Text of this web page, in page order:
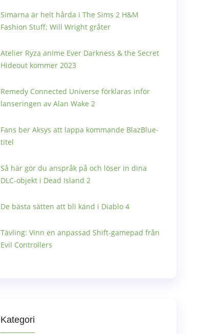
Simarna är helt hårda i The Sims 2 H&M
Fashion Stuff; Will Wright gråter
Atelier Ryza anime Ever Darkness & the Secret
Hideout kommer 2023
Remedy Connected Universe förklaras inför
lanseringen av Alan Wake 2
Fans ber Aksys att lappa kommande BlazBlue-
titel
Så här gör du anspråk på och löser in dina
DLC-objekt i Dead Island 2
De bästa sätten att bli känd i Diablo 4
Tävling: Vinn en anpassad Shift-gamepad från
Evil Controllers
Kategori